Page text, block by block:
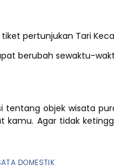
pertunjukan Tari
berubah sewaktu-
tentang objek wisata
kamu. Agar tidak
DOMESTIK